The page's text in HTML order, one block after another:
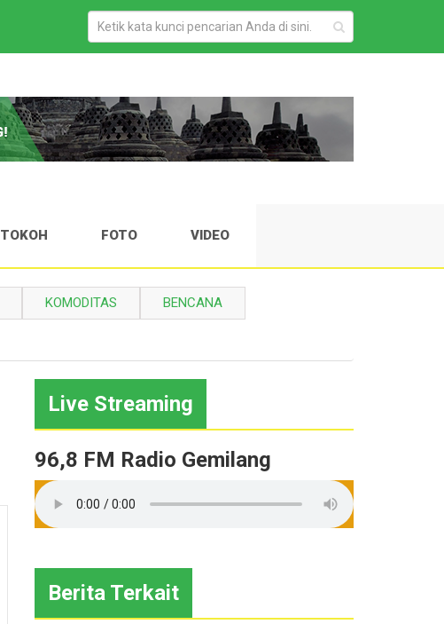
TOKOH FOTO VIDEO
KOMODITAS BENCANA
Live Streaming
96,8 FM Radio Gemilang
Berita Terkait